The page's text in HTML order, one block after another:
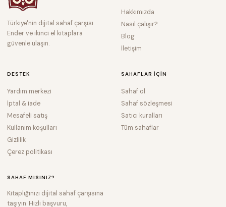
Türkiye'nin dijital sahaf çarşısı.
Ender ve ikinci el kitaplara
güvenle ulaşın.
Hakkımızda
Nasıl çalışır?
Blog
İletişim
DESTEK
Yardım merkezi
İptal & iade
Mesafeli satış
Kullanım koşulları
Gizlilik
Çerez politikası
SAHAFLAR IÇIN
Sahaf ol
Sahaf sözleşmesi
Satıcı kuralları
Tüm sahaflar
SAHAF MISINIZ?
Kitaplığınızı dijital sahaf çarşısına
taşıyın. Hızlı başvuru,